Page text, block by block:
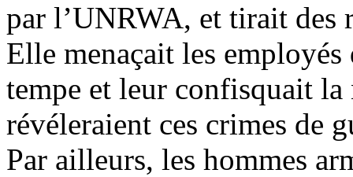
par l’UNRWA, et tirait des
Elle menaçait les
tempe et leur confisquait
révéleraient ces crimes de
Par ailleurs, les hommes